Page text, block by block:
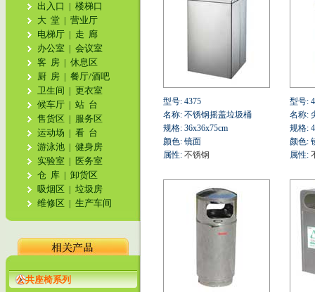
出入口 | 楼梯口
大 堂 | 营业厅
电梯厅 | 走 廊
办公室 | 会议室
客 房 | 休息区
厨 房 | 餐厅/酒吧
卫生间 | 更衣室
候车厅 | 站 台
售货区 | 服务区
运动场 | 看 台
游泳池 | 健身房
实验室 | 医务室
仓 库 | 卸货区
吸烟区 | 垃圾房
维修区 | 生产车间
公共座椅系列
型号: 4375
名称: 不锈钢摇盖垃圾桶
规格: 36x36x75cm
颜色: 镜面
属性: 不锈钢
型号:
名称:
规格:
颜色:
属性: